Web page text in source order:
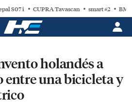
S07 i CUPRA Tavascan smart #2
holandés a
entre una bicicleta y